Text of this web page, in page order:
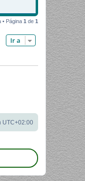
• Página 1 de 1
Ir a
UTC+02:00